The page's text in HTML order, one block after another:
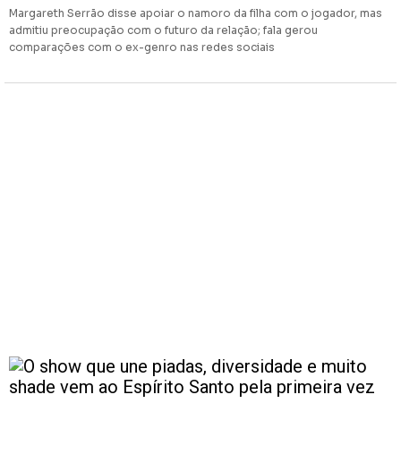
Margareth Serrão disse apoiar o namoro da filha com o jogador, mas
admitiu preocupação com o futuro da relação; fala gerou
comparações com o ex-genro nas redes sociais